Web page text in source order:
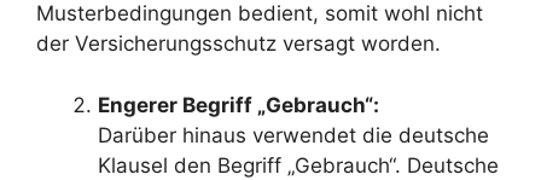
Musterbedingungen bedient, somit wohl nicht
der Versicherungsschutz versagt worden.
Engerer Begriff „Gebrauch“:
Darüber hinaus verwendet die deutsche
Klausel den Begriff „Gebrauch“. Deutsche